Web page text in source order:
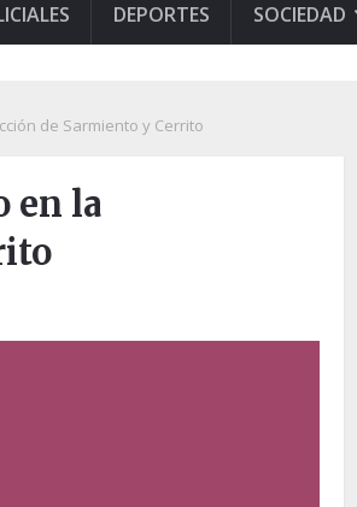
DEPORTES SOCIEDAD
de Sarmiento y Cerrito
en la